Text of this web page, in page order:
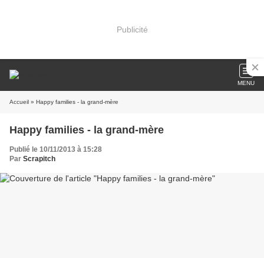
Publicité
MENU
Accueil » Happy families - la grand-mère
Happy families - la grand-mère
Publié le 10/11/2013 à 15:28
Par Scrapitch